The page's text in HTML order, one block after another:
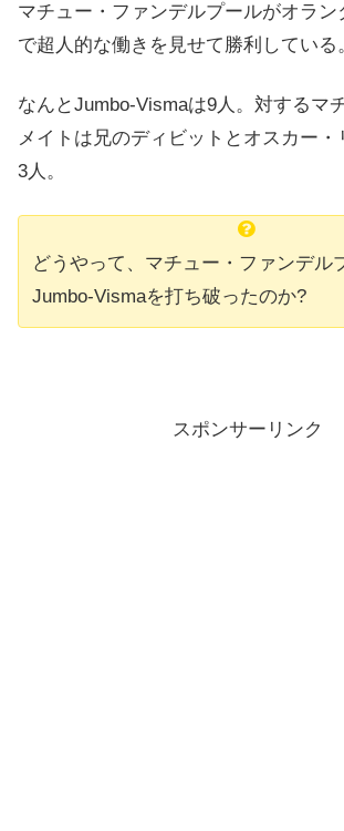
マチュー・ファンデルプールがオラン
で超人的な働きを見せて勝利している
なんとJumbo-Vismaは9人。対するマ
メイトは兄のディビットとオスカー
3人。
どうやって、マチュー・ファンデル
Jumbo-Vismaを打ち破ったのか?
スポンサーリンク